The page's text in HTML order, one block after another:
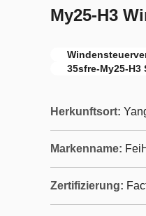
My25-H3
35sfre-My25-H3
Herkunftsort:
Markenname:
Zertifizierung: